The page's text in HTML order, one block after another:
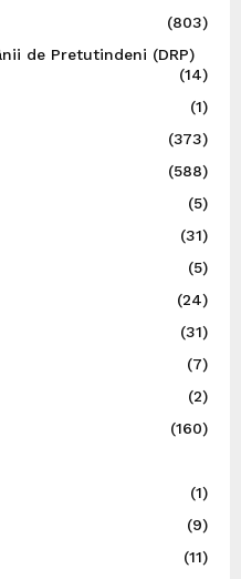
(803)
de Pretutindeni (DRP)
(14)
(1)
(373)
(588)
(5)
(31)
(5)
(24)
(31)
(7)
(2)
(160)
(1)
(9)
(11)